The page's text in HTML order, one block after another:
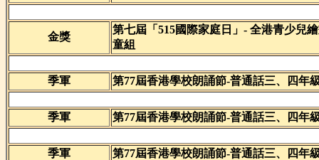
金獎
第七屆「515國際家庭日」- 全港青少兒
童組
季軍 第77屆香港學校朗誦節-普通話三、四年
季軍 第77屆香港學校朗誦節-普通話三、四年
季軍 第77屆香港學校朗誦節-普通話三、四年